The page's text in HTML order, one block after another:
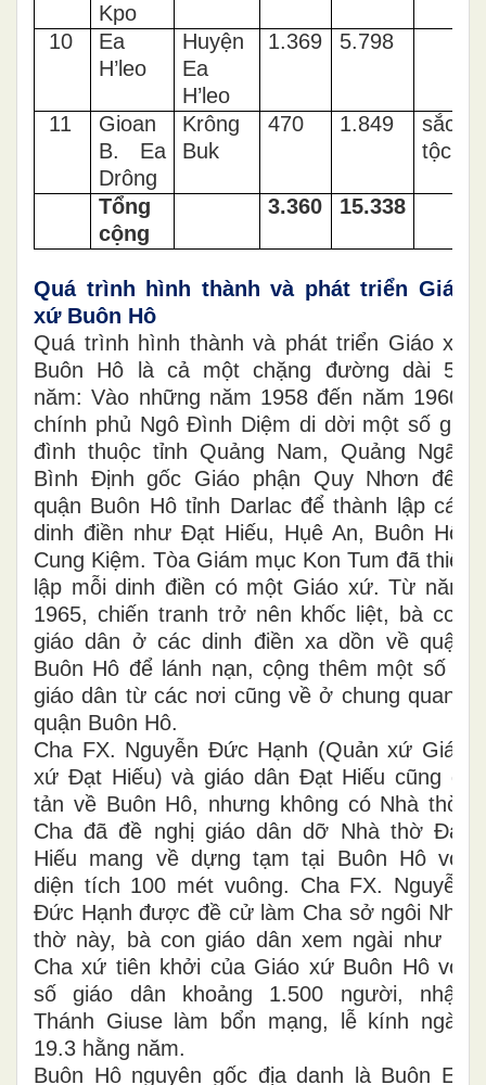
Kpo
10
Ea
H’leo
Huyện
Ea
H’leo
1.369 5.798
11
Gioan
B. Ea
Drông
Krông
Buk
470 1.849
sắc
tộc
Tổng
cộng
3.360 15.338
Quá trình hình thành và phát triển Giáo
xứ Buôn Hô
Quá trình hình thành và phát triển Giáo xứ
Buôn Hô là cả một chặng đường dài 50
năm: Vào những năm 1958 đến năm 1960,
chính phủ Ngô Đình Diệm di dời một số gia
đình thuộc tỉnh Quảng Nam, Quảng Ngãi,
Bình Định gốc Giáo phận Quy Nhơn đến
quận Buôn Hô tỉnh Darlac để thành lập các
dinh điền như Đạt Hiếu, Hụê An, Buôn Hô,
Cung Kiệm. Tòa Giám mục Kon Tum đã thiết
lập mỗi dinh điền có một Giáo xứ. Từ năm
1965, chiến tranh trở nên khốc liệt, bà con
giáo dân ở các dinh điền xa dồn về quận
Buôn Hô để lánh nạn, cộng thêm một số ít
giáo dân từ các nơi cũng về ở chung quanh
quận Buôn Hô.
Cha FX. Nguyễn Đức Hạnh (Quản xứ Giáo
xứ Đạt Hiếu) và giáo dân Đạt Hiếu cũng di
tản về Buôn Hô, nhưng không có Nhà thờ,
Cha đã đề nghị giáo dân dỡ Nhà thờ Đạt
Hiếu mang về dựng tạm tại Buôn Hô với
diện tích 100 mét vuông. Cha FX. Nguyễn
Đức Hạnh được đề cử làm Cha sở ngôi Nhà
thờ này, bà con giáo dân xem ngài như là
Cha xứ tiên khởi của Giáo xứ Buôn Hô với
số giáo dân khoảng 1.500 người, nhận
Thánh Giuse làm bổn mạng, lễ kính ngày
19.3 hằng năm.
Buôn Hô nguyên gốc địa danh là Buôn Ea